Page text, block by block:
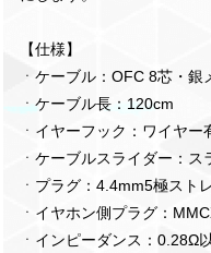
【仕様】
ㆍケーブル：OFC 8芯・銀
ㆍケーブル長：120cm
ㆍイヤーフック：ワイヤー
ㆍケーブルスライダー：ス
ㆍプラグ：4.4mm5極スト
ㆍイヤホン側プラグ：
ㆍインピーダンス：0.28Ω